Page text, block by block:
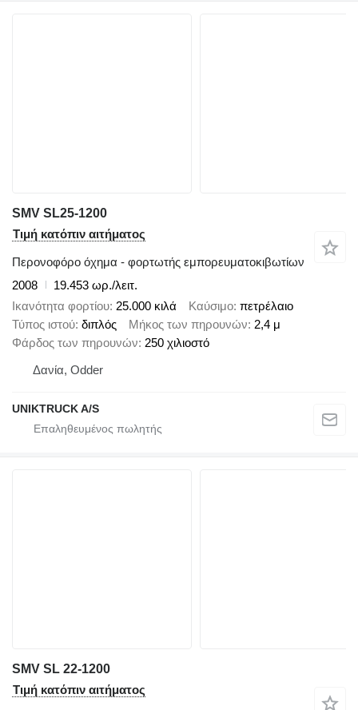
SMV SL25-1200
Τιμή κατόπιν αιτήματος
Περονοφόρο όχημα - φορτωτής εμπορευματοκιβωτίων
2008
19.453 ωρ./λειτ.
Ικανότητα φορτίου 25.000 κιλά Καύσιμο πετρέλαιο
Τύπος ιστού διπλός Μήκος των πηρουνών 2,4 μ
Φάρδος των πηρουνών 250 χιλιοστό
Δανία, Odder
UNIKTRUCK A/S
SMV SL 22-1200
Τιμή κατόπιν αιτήματος